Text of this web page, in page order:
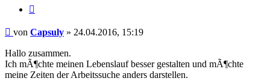
Beitrag
von Capsuly » 24.04.2016, 15:19
Hallo zusammen.
Ich mÃ¶chte meinen Lebenslauf besser gestalten und mÃ¶chte
meine Zeiten der Arbeitssuche anders darstellen.